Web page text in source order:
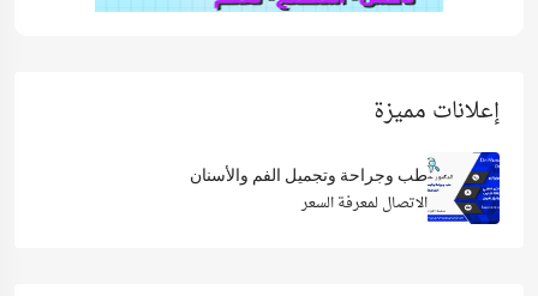
إعلانات مميزة
طب وجراحة وتجميل الفم والأسنان
الاتصال لمعرفة السعر